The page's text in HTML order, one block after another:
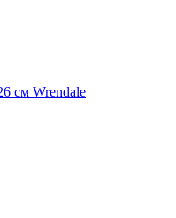
см Wrendale